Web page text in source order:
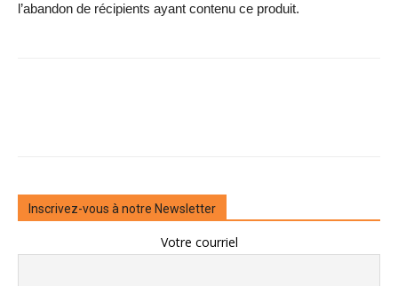
l’abandon de ­récipients ayant contenu ce ­produit.
Inscrivez-vous à notre Newsletter
Votre courriel